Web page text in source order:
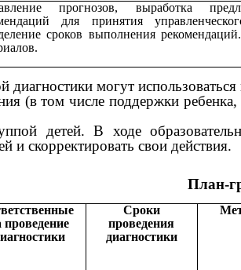
прогнозов, выработка
для принятия
сроков выполнения
диагностики могут
(в том числе поддержки
детей. В ходе
и скорректировать свои действия.
План-
проведение
Сроки
проведения
диагностики